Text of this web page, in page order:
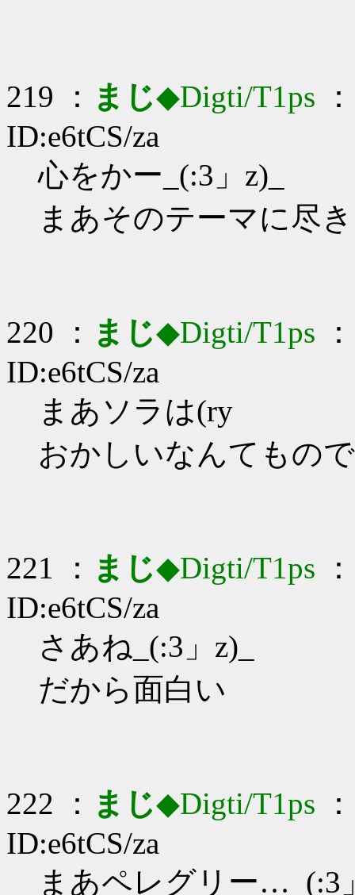
219 ： まじ◆Digti/T1ps
ID:e6tCS/za
心をかー_(:3」z)_
まあそのテーマに尽
220 ： まじ◆Digti/T1ps
ID:e6tCS/za
まあソラは(ry
おかしいなんてもの
221 ： まじ◆Digti/T1ps
ID:e6tCS/za
さあね_(:3」z)_
だから面白い
222 ： まじ◆Digti/T1ps
ID:e6tCS/za
まあペレグリー…_(:3